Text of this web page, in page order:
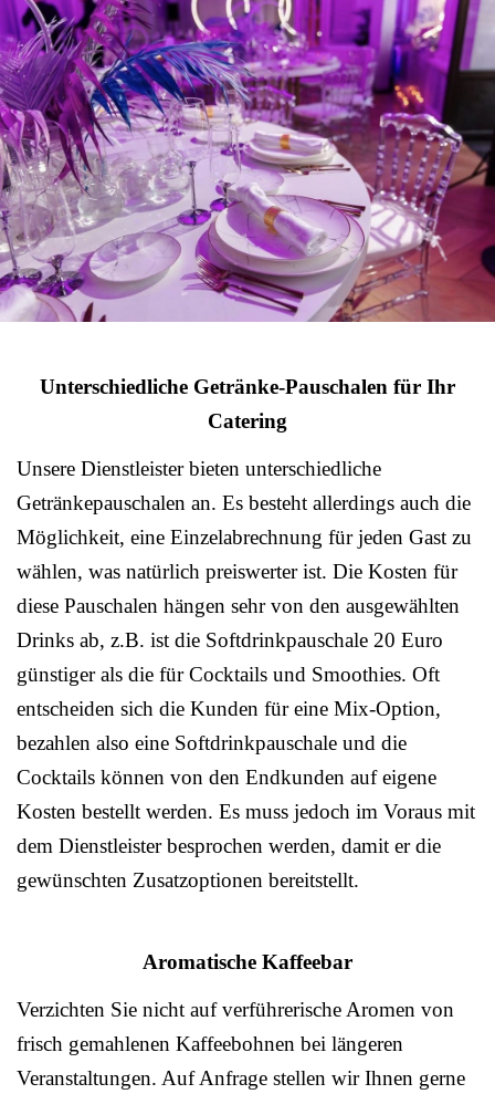
Unterschiedliche Getränke-Pauschalen für Ihr
Catering
Unsere Dienstleister bieten unterschiedliche
Getränkepauschalen an. Es besteht allerdings auch die
Möglichkeit, eine Einzelabrechnung für jeden Gast zu
wählen, was natürlich preiswerter ist. Die Kosten für
diese Pauschalen hängen sehr von den ausgewählten
Drinks ab, z.B. ist die Softdrinkpauschale 20 Euro
günstiger als die für Cocktails und Smoothies. Oft
entscheiden sich die Kunden für eine Mix-Option,
bezahlen also eine Softdrinkpauschale und die
Cocktails können von den Endkunden auf eigene
Kosten bestellt werden. Es muss jedoch im Voraus mit
dem Dienstleister besprochen werden, damit er die
gewünschten Zusatzoptionen bereitstellt.
Aromatische Kaffeebar
Verzichten Sie nicht auf verführerische Aromen von
frisch gemahlenen Kaffeebohnen bei längeren
Veranstaltungen. Auf Anfrage stellen wir Ihnen gerne